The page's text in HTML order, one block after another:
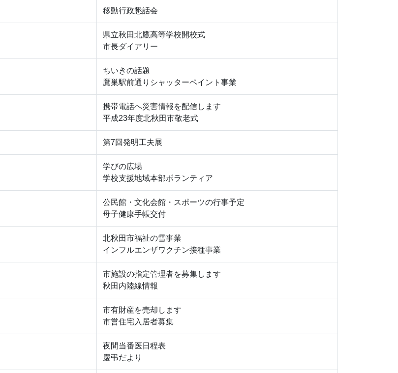
移動行政懇話会
県立秋田北鷹高等学校開校式
市長ダイアリー
ちいきの話題
鷹巣駅前通りシャッターペイント事業
携帯電話へ災害情報を配信します
平成23年度北秋田市敬老式
第7回発明工夫展
学びの広場
学校支援地域本部ボランティア
公民館・文化会館・スポーツの行事予定
母子健康手帳交付
北秋田市福祉の雪事業
インフルエンザワクチン接種事業
市施設の指定管理者を募集します
秋田内陸線情報
市有財産を売却します
市営住宅入居者募集
夜間当番医日程表
慶弔だより